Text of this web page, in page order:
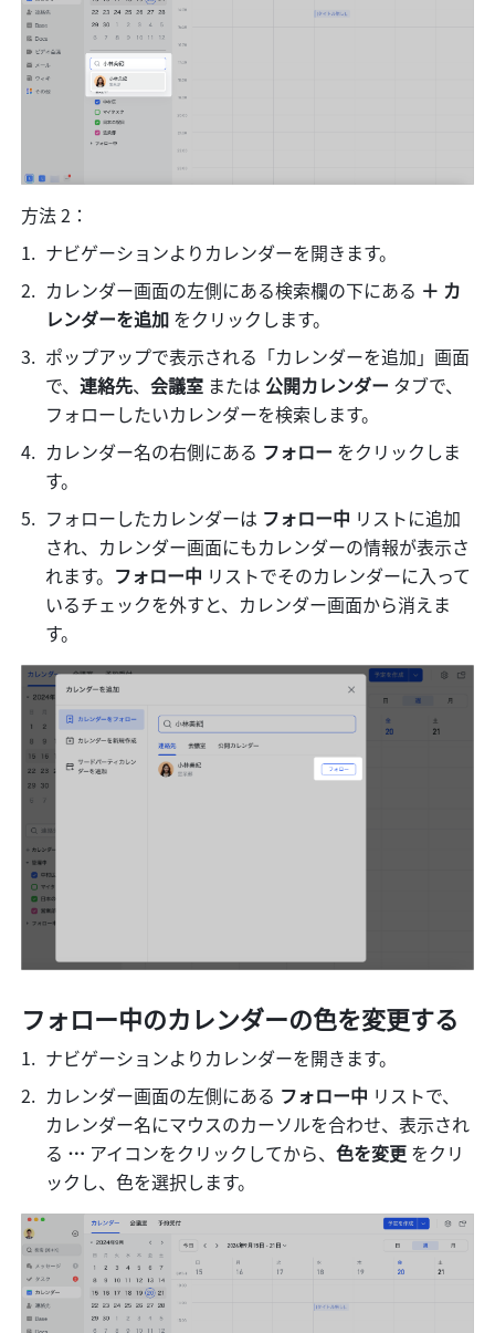
方法 2：
ナビゲーションよりカレンダーを開きます。
カレンダー画面の左側にある検索欄の下にある ＋ カ
レンダーを追加 をクリックします。
ポップアップで表示される「カレンダーを追加」画面
で、連絡先、会議室 または 公開カレンダー タブで、
フォローしたいカレンダーを検索します。
カレンダー名の右側にある フォロー をクリックしま
す。
フォローしたカレンダーは フォロー中 リストに追加
され、カレンダー画面にもカレンダーの情報が表示さ
れます。 フォロー中 リストでそのカレンダーに入って
いるチェックを外すと、カレンダー画面から消えま
す。
フォロー中のカレンダーの色を変更する
ナビゲーションよりカレンダーを開きます。
カレンダー画面の左側にある フォロー中 リストで、
カレンダー名にマウスのカーソルを合わせ、表示され
る … アイコンをクリックしてから、色を変更 をクリ
ックし、色を選択します。